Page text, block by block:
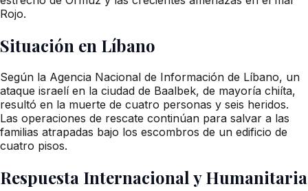
Rojo.
Situación en Líbano
Según la Agencia Nacional de Información de Líbano, un
ataque israelí en la ciudad de Baalbek, de mayoría chiíta,
resultó en la muerte de cuatro personas y seis heridos.
Las operaciones de rescate continúan para salvar a las
familias atrapadas bajo los escombros de un edificio de
cuatro pisos.
Respuesta Internacional y Humanitaria